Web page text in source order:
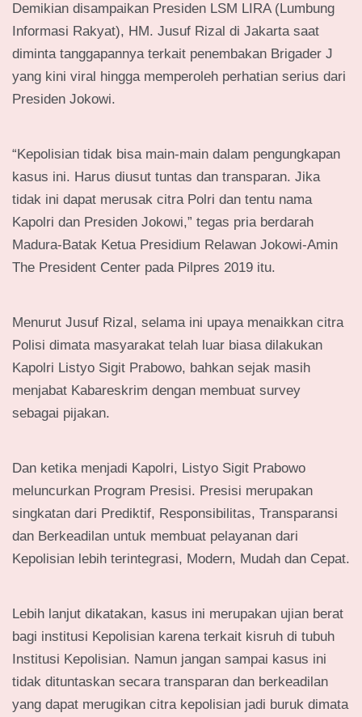
Demikian disampaikan Presiden LSM LIRA (Lumbung
Informasi Rakyat), HM. Jusuf Rizal di Jakarta saat
diminta tanggapannya terkait penembakan Brigader J
yang kini viral hingga memperoleh perhatian serius dari
Presiden Jokowi.
“Kepolisian tidak bisa main-main dalam pengungkapan
kasus ini. Harus diusut tuntas dan transparan. Jika
tidak ini dapat merusak citra Polri dan tentu nama
Kapolri dan Presiden Jokowi,” tegas pria berdarah
Madura-Batak Ketua Presidium Relawan Jokowi-Amin
The President Center pada Pilpres 2019 itu.
Menurut Jusuf Rizal, selama ini upaya menaikkan citra
Polisi dimata masyarakat telah luar biasa dilakukan
Kapolri Listyo Sigit Prabowo, bahkan sejak masih
menjabat Kabareskrim dengan membuat survey
sebagai pijakan.
Dan ketika menjadi Kapolri, Listyo Sigit Prabowo
meluncurkan Program Presisi. Presisi merupakan
singkatan dari Prediktif, Responsibilitas, Transparansi
dan Berkeadilan untuk membuat pelayanan dari
Kepolisian lebih terintegrasi, Modern, Mudah dan Cepat.
Lebih lanjut dikatakan, kasus ini merupakan ujian berat
bagi institusi Kepolisian karena terkait kisruh di tubuh
Institusi Kepolisian. Namun jangan sampai kasus ini
tidak dituntaskan secara transparan dan berkeadilan
yang dapat merugikan citra kepolisian jadi buruk dimata